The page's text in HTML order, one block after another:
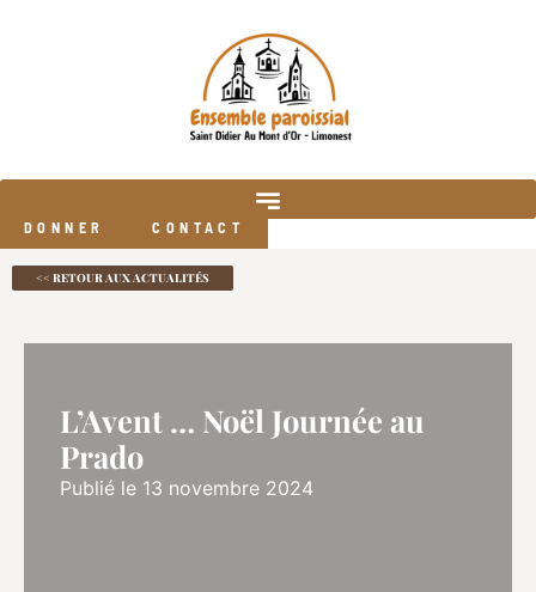
DONNER CONTACT
<< RETOUR AUX ACTUALITÉS
L’Avent … Noël Journée au
Prado
Publié le 13 novembre 2024